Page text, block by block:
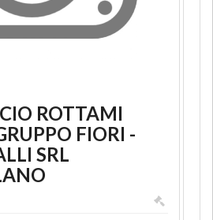
ROTTAMI
FIORI -
SRL